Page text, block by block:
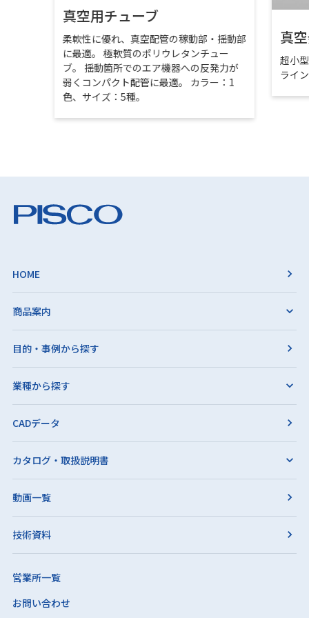
真空用チューブ
柔軟性に優れ、真空配管の稼動部・揺動部
に最適。 極軟質のポリウレタンチュー
ブ。 揺動箇所でのエア機器への反発力が
弱くコンパクト配管に最適。 カラー：1
色、サイズ：5種。
真
超小
ライ
HOME
商品案内
目的・事例から探す
業種から探す
CADデータ
カタログ・取扱説明書
動画一覧
技術資料
営業所一覧
お問い合わせ